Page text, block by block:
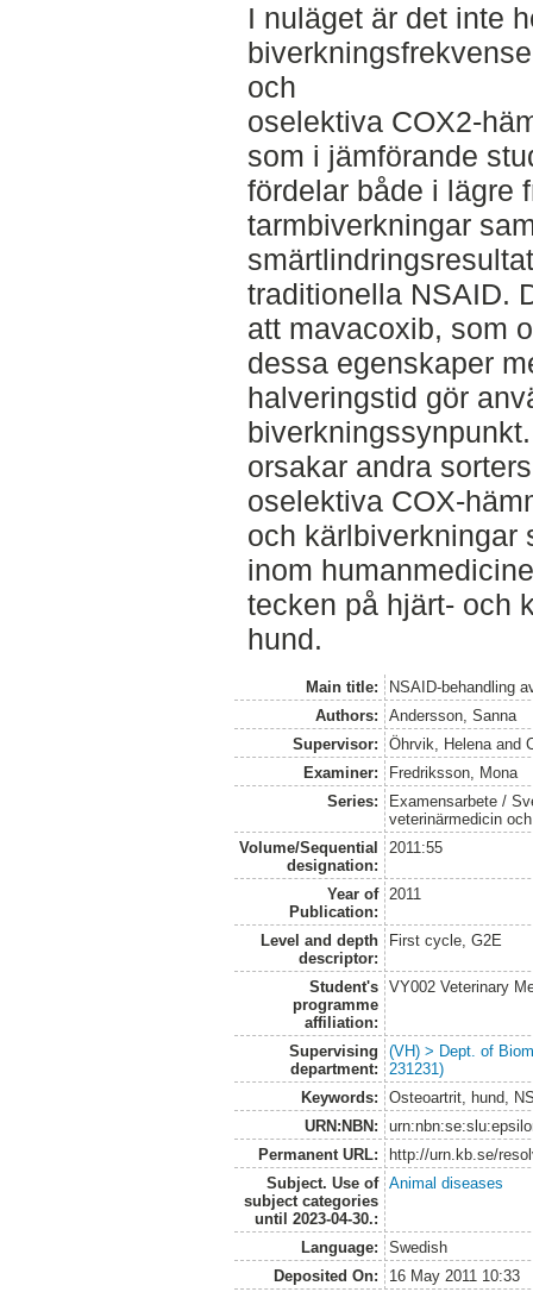
I nuläget är det inte
och
oselektiva COX2-
som i jämförande
fördelar både i lägre
tarmbiverkningar
traditionella NSAID.
att mavacoxib, som
dessa egenskaper
halveringstid gör
orsakar andra
oselektiva COX-
och kärlbiverkningar
inom
tecken på hjärt- och
hund.
Main title:
NSAID-behandling
Authors:
Andersson, Sanna
Supervisor:
Öhrvik, Helena and
Examiner:
Fredriksson, Mona
Series:
Examensarbete /
veterinärmedicin
Volume/Sequential
designation:
2011:55
Year of
Publication:
2011
Level and depth
descriptor:
First cycle, G2E
Student's
programme
affiliation:
VY002 Veterinary
Supervising
department:
(VH) > Dept. of
231231)
Keywords:
Osteoartrit, hund,
URN:NBN:
Permanent URL:
http://urn.kb.se/
Subject. Use of
subject categories
until 2023-04-30.:
Animal diseases
Language:
Swedish
Deposited On:
16 May 2011 10:33